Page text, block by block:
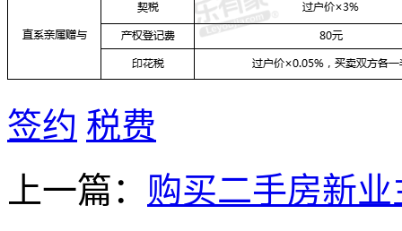
签约 税费
上一篇： 购买二手房新